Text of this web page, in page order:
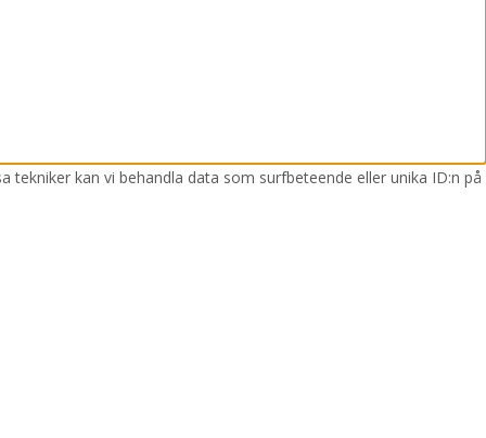
kan vi behandla data som surfbeteende eller unika ID:n på